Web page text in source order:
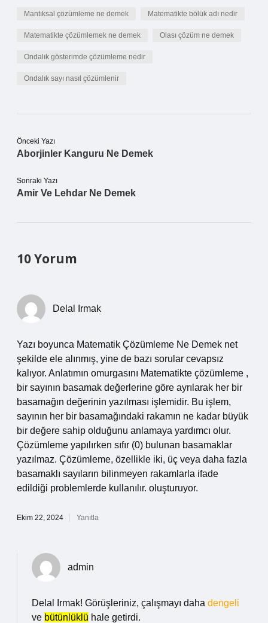
Mantıksal çözümleme ne demek Matematikte bölük adı nedir
Matematikte çözümlemek ne demek Olası çözüm ne demek
Ondalık gösterimde çözümleme nedir
Ondalık sayı nasıl çözümlenir
Önceki Yazı
Aborjinler Kanguru Ne Demek
Sonraki Yazı
Amir Ve Lehdar Ne Demek
10 Yorum
Delal Irmak
Yazı boyunca Matematik Çözümleme Ne Demek net
şekilde ele alınmış, yine de bazı sorular cevapsız
kalıyor. Anlatımın omurgasını Matematikte çözümleme ,
bir sayının basamak değerlerine göre ayrılarak her bir
basamağın değerinin yazılması işlemidir. Bu işlem,
sayının her bir basamağındaki rakamın ne kadar büyük
bir değere sahip olduğunu anlamaya yardımcı olur.
Çözümleme yapılırken sıfır (0) bulunan basamaklar
yazılmaz. Çözümleme, özellikle iki, üç veya daha fazla
basamaklı sayıların bilinmeyen rakamlarla ifade
edildiği problemlerde kullanılır. oluşturuyor.
Ekim 22, 2024 Yanıtla
admin
Delal Irmak! Görüşleriniz, çalışmayı daha dengeli
ve bütünlüklü hale getirdi.